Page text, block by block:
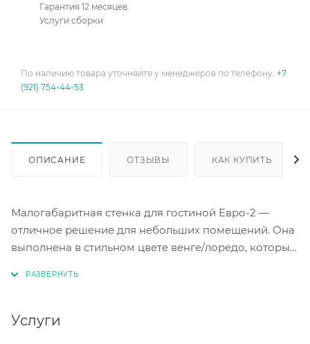
Гарантия 12 месяцев.
Услуги сборки
По наличию товара уточняйте у менеджеров по телефону: +7
(921) 754-44-53
ОПИСАНИЕ ОТЗЫВЫ КАК КУПИТЬ
Малогабаритная стенка для гостиной Евро-2 —
отличное решение для небольших помещений. Она
выполнена в стильном цвете венге/лоредо, который
нишу под ТВ размерами 1110 х 726 х 424 мм.
Услуги